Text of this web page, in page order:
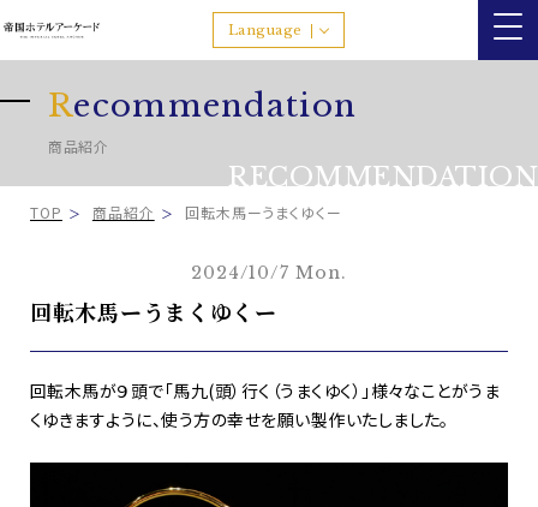
Language
Recommendation
商品紹介
RECOMMENDATION
TOP 商品紹介 回転木馬ーうまくゆくー
2024/10/7 Mon.
回転木馬ーうまくゆくー
回転木馬が９頭で「馬九(頭）行く（うまくゆく）」様々なことがうま
くゆきますように、使う方の幸せを願い製作いたしました。